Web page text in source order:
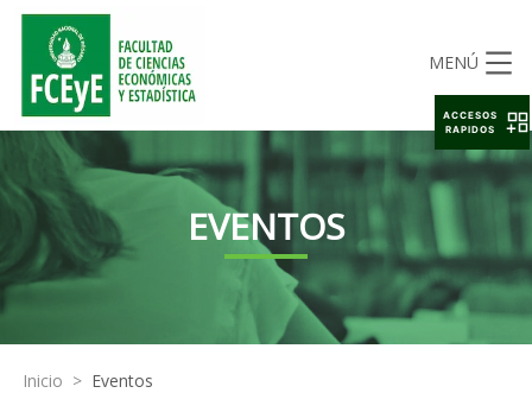
MENÚ
EVENTOS
Inicio > Eventos
ACCESOS
RAPIDOS